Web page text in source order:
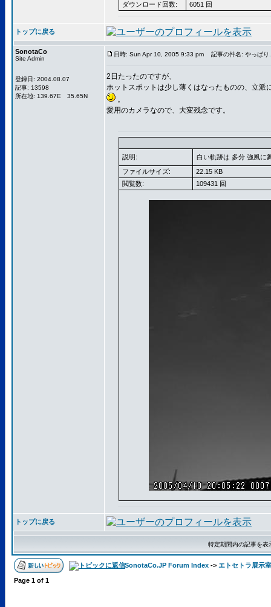
ダウンロード回数:
6051 回
トップに戻る
SonotaCo
Site Admin
登録日: 2004.08.07
記事: 13598
所在地: 139.67E 35.65N
日時: Sun Apr 10, 2005 9:33 pm 記事の件名: やっぱり
2日たったのですが、
ホットスポットは少し薄くはなったものの、立
。
愛用のカメラなので、大変残念です。
説明:
白い軌跡は 多分 強風に
ファイルサイズ:
22.15 KB
閲覧数:
109431 回
トップに戻る
特定期間内の記事を
SonotaCo.JP Forum Index -> エトセトラ展示室
Page 1 of 1